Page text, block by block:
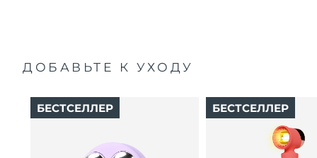
ДОБАВЬТЕ К УХОДУ
БЕСТСЕЛЛЕР БЕСТСЕЛЛЕР